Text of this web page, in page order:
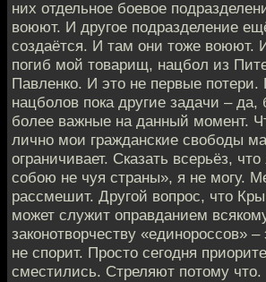
них отдельное боевое
воюют. И другое подразделение
создаётся. И там они тоже воюют.
погиб мой товарищ, нацбол из
Павленко. И это не первые потери.
нацболов пока другие задачи – да,
более важные на данный момент.
лично мои гражданские свободы
ограничивает. Сказать всерьёз,
собою не чуя страны», я не могу.
рассмешит. Другой вопрос, что
может служит оправданием
законотворчеству «единороссов» –
не спорит. Просто сегодня
сместились. Стреляют потому что.